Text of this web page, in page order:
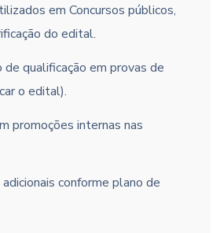
em Concursos públicos,
do edital.
de qualificação em provas de
o edital).
promoções internas nas
conforme plano de